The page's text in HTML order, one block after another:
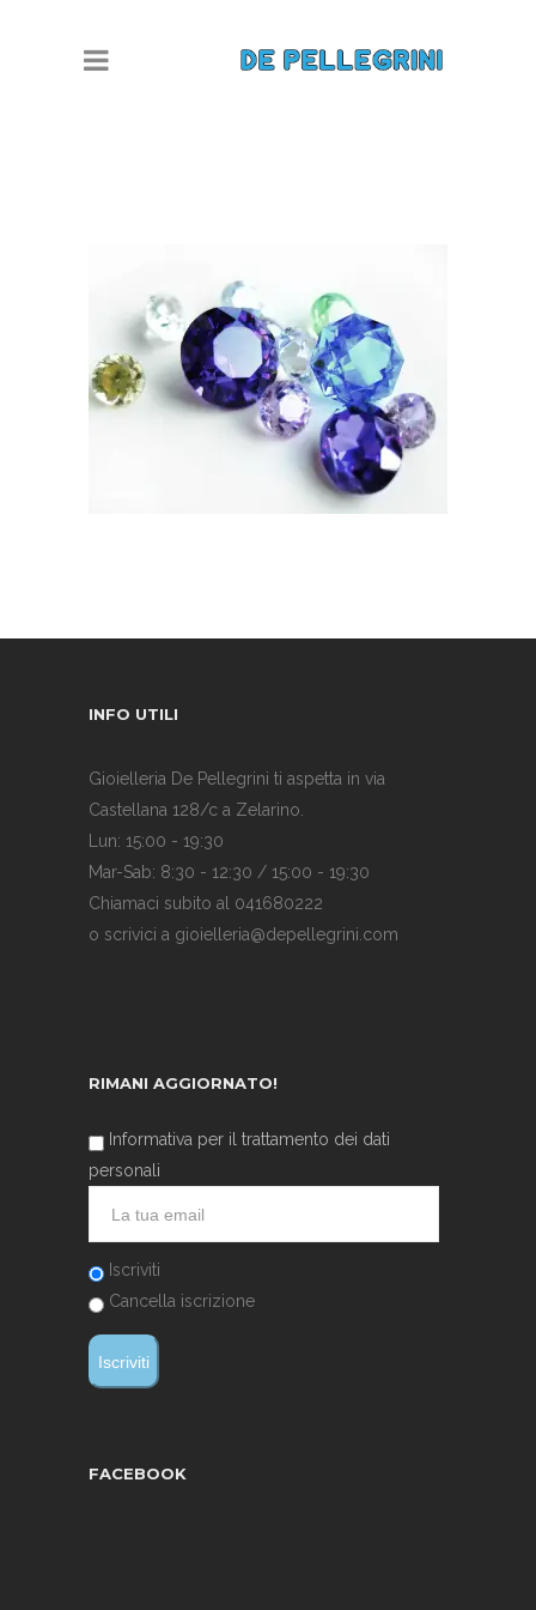
INFO UTILI
Gioielleria De Pellegrini ti aspetta in via
Castellana 128/c a Zelarino.
Lun: 15:00 - 19:30
Mar-Sab: 8:30 - 12:30 / 15:00 - 19:30
Chiamaci subito al 041680222
o scrivici a gioielleria@depellegrini.com
RIMANI AGGIORNATO!
Informativa per il trattamento dei dati
personali
Iscriviti
Cancella iscrizione
FACEBOOK